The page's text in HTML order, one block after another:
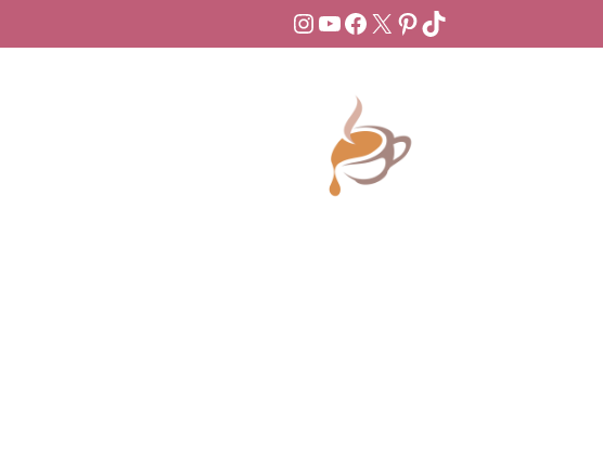
Instagram
YouTube
Facebook
X Pinterest
TikTok